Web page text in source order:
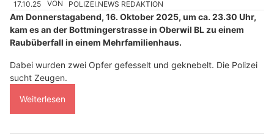
17.10.25 VON POLIZEI.NEWS REDAKTION
Am Donnerstagabend, 16. Oktober 2025, um ca. 23.30 Uhr,
kam es an der Bottmingerstrasse in Oberwil BL zu einem
Raubüberfall in einem Mehrfamilienhaus.
Dabei wurden zwei Opfer gefesselt und geknebelt. Die Polizei
sucht Zeugen.
Weiterlesen